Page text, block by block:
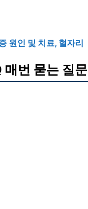
원인 및 치료, 혈자리
매번 묻는 질문